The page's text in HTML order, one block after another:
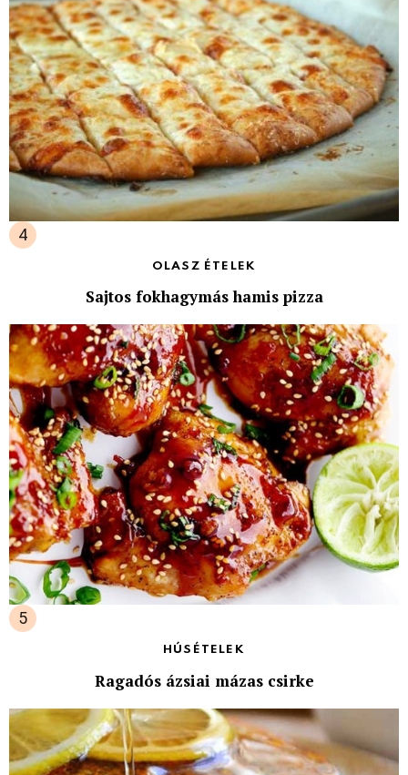
OLASZ ÉTELEK
Sajtos fokhagymás hamis pizza
HÚSÉTELEK
Ragadós ázsiai mázas csirke